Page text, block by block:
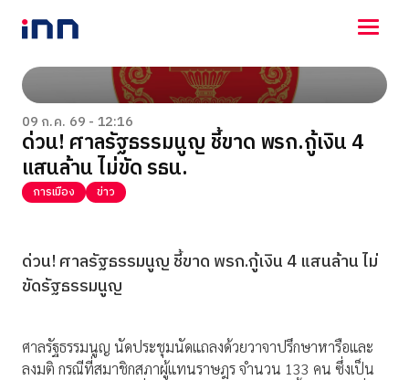
NEWS
ENTERTAINMENT
LIFESTYLE
HOROSCOPE
LOTTERY
VIDEO
09 ก.ค. 69 - 12:16
ด่วน! ศาลรัฐธรรมนูญ ชี้ขาด พรก.กู้เงิน 4
แสนล้าน ไม่ขัด รธน.
การเมือง ข่าว
ด่วน! ศาลรัฐธรรมนูญ ชี้ขาด พรก.กู้เงิน 4 แสนล้าน ไม่
ขัดรัฐธรรมนูญ
ศาลรัฐธรรมนูญ นัดประชุมนัดแถลงด้วยวาจาปรึกษาหารือและ
ลงมติ กรณีที่สมาชิกสภาผู้แทนราษฎร จำนวน 133 คน ซึ่งเป็น